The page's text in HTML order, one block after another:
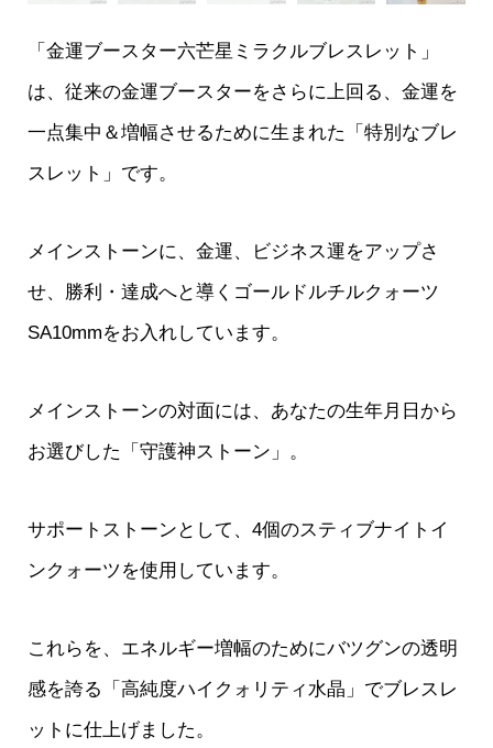
「金運ブースター六芒星ミラクルブレスレット」
は、従来の金運ブースターをさらに上回る、金運を
一点集中＆増幅させるために生まれた「特別なブレ
スレット」です。
メインストーンに、金運、ビジネス運をアップさ
せ、勝利・達成へと導くゴールドルチルクォーツ
SA10mmをお入れしています。
メインストーンの対面には、あなたの生年月日から
お選びした「守護神ストーン」。
サポートストーンとして、4個のスティブナイトイ
ンクォーツを使用しています。
これらを、エネルギー増幅のためにバツグンの透明
感を誇る「高純度ハイクォリティ水晶」でブレスレ
ットに仕上げました。